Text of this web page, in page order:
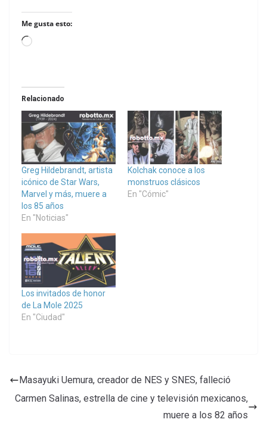
Me gusta esto:
Loading…
Relacionado
Greg Hildebrandt, artista
icónico de Star Wars,
Marvel y más, muere a
los 85 años
En "Noticias"
Kolchak conoce a los
monstruos clásicos
En "Cómic"
Los invitados de honor
de La Mole 2025
En "Ciudad"
Masayuki Uemura, creador de NES y SNES, falleció
Carmen Salinas, estrella de cine y televisión mexicanos,
muere a los 82 años